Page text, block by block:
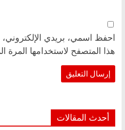
احفظ اسمي، بريدي الإلكتروني،
هذا المتصفح لاستخدامها المرة
أحدث المقالات